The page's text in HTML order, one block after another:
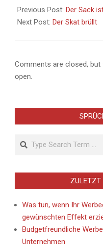
Previous Post: Der Sack
Next Post: Der Skat brüllt
Comments are closed, but
open.
Search
ZULETZT
Was tun, wenn Ihr
gewünschten Effekt
Budgetfreundliche
Unternehmen